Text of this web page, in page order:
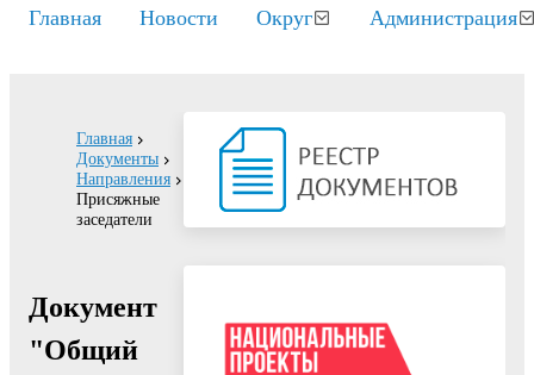
Главная Новости Округ Администрация
Главная
Документы
Направления
Присяжные
заседатели
Документ
"Общий